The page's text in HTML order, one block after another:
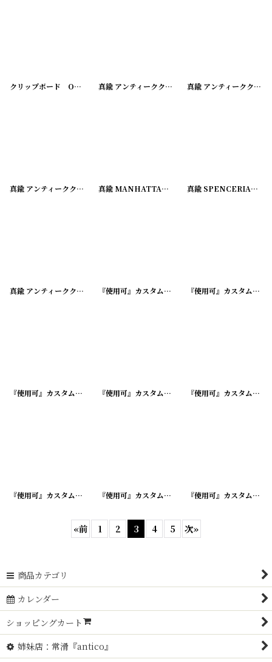
クリップボード OFFICE SPECIALTY MFG.CO. ROCHESTER,N.Y. SHANNON'S PAT.JULY,29,79 真鍮 アンティーククリップ NATIONAL SELLING CO. ALLENTOWN,PA. 真鍮 アンティーククリップ MARKING DEVICES LOS ANGELES RUBBER STAMP COMPANY
真鍮 アンティーククリップ GOOD LUCK [220714-5]
真鍮 MANHATTAN アンティーククリップ [
真鍮 SPENCERIAN アンティーククリップ
真鍮 アンティーククリップ [220714-8] 『使用可』カスタム加工済 アドバタイジング ボールペン 『使用可』カスタム加工済 アドバタイジング ボールペン
『使用可』カスタム加工済 アドバタイジング ボールペン [210731-3]
『使用可』カスタム加工済 アドバタイジング ボールペン 『使用可』カスタム加工済 アドバタイジング ボールペン
『使用可』カスタム加工済 アドバタイジング ボールペン [210731-6]
『使用可』カスタム加工済 アドバタイジング ボールペン 『使用可』カスタム加工済 アドバタイジング ボールペン
«前 1 2 3 4 5 次»
商品カテゴリ
カレンダー
ショッピングカート
姉妹店：常滑『antico』